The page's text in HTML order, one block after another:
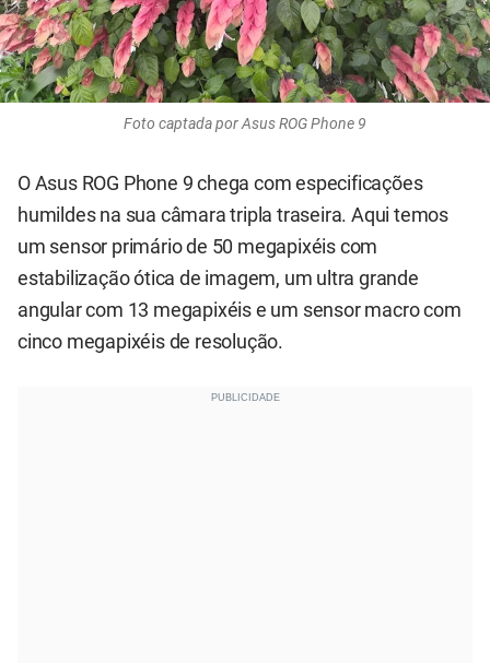
Foto captada por Asus ROG Phone 9
O Asus ROG Phone 9 chega com especificações
humildes na sua câmara tripla traseira. Aqui temos
um sensor primário de 50 megapixéis com
estabilização ótica de imagem, um ultra grande
angular com 13 megapixéis e um sensor macro com
cinco megapixéis de resolução.